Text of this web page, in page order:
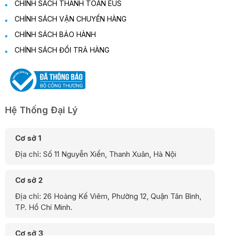
CHÍNH SÁCH THANH TOÁN EUS
CHÍNH SÁCH VẬN CHUYỂN HÀNG
CHÍNH SÁCH BẢO HÀNH
CHÍNH SÁCH ĐỔI TRẢ HÀNG
Hệ Thống Đại Lý
Cơ sở 1
Địa chỉ: Số 11 Nguyễn Xiển, Thanh Xuân, Hà Nội
Cơ sở 2
Địa chỉ: 26 Hoàng Kế Viêm, Phường 12, Quận Tân Bình,
TP. Hồ Chí Minh.
Cơ sở 3